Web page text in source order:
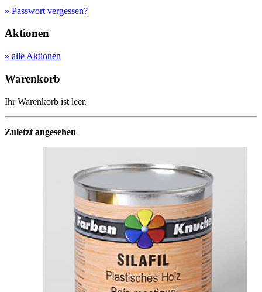
» Passwort vergessen?
Aktionen
» alle Aktionen
Warenkorb
Ihr Warenkorb ist leer.
Zuletzt angesehen